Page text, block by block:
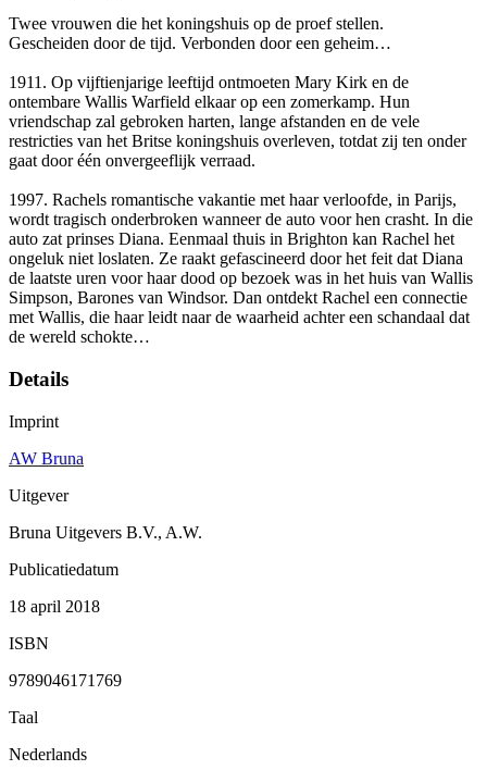
Twee vrouwen die het koningshuis op de proef stellen.
Gescheiden door de tijd. Verbonden door een geheim…
1911. Op vijftienjarige leeftijd ontmoeten Mary Kirk en de
ontembare Wallis Warfield elkaar op een zomerkamp. Hun
vriendschap zal gebroken harten, lange afstanden en de vele
restricties van het Britse koningshuis overleven, totdat zij ten onder
gaat door één onvergeeflijk verraad.
1997. Rachels romantische vakantie met haar verloofde, in Parijs,
wordt tragisch onderbroken wanneer de auto voor hen crasht. In die
auto zat prinses Diana. Eenmaal thuis in Brighton kan Rachel het
ongeluk niet loslaten. Ze raakt gefascineerd door het feit dat Diana
de laatste uren voor haar dood op bezoek was in het huis van Wallis
Simpson, Barones van Windsor. Dan ontdekt Rachel een connectie
met Wallis, die haar leidt naar de waarheid achter een schandaal dat
de wereld schokte…
Details
Imprint
AW Bruna
Uitgever
Bruna Uitgevers B.V., A.W.
Publicatiedatum
18 april 2018
ISBN
9789046171769
Taal
Nederlands